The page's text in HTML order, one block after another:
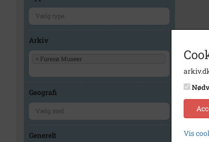
Arkiv
× Furesø Museer
Geografi
Generelt Vis